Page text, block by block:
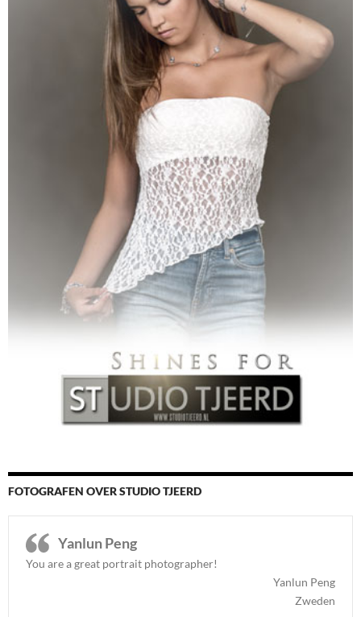
FOTOGRAFEN OVER STUDIO TJEERD
Yanlun Peng
You are a great portrait photographer!
Yanlun Peng
Zweden